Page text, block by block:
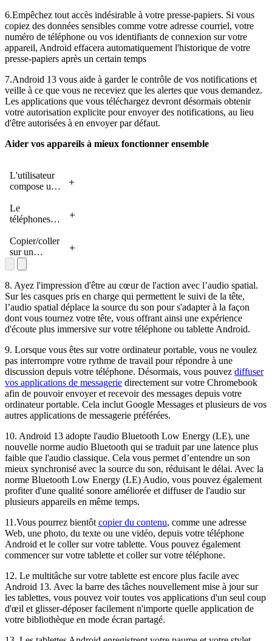
6.Empêchez tout accès indésirable à votre presse-papiers. Si vous
copiez des données sensibles comme votre adresse courriel, votre
numéro de téléphone ou vos identifiants de connexion sur votre
appareil, Android effacera automatiquement l'historique de votre
presse-papiers après un certain temps
7.Android 13 vous aide à garder le contrôle de vos notifications et
veille à ce que vous ne receviez que les alertes que vous demandez.
Les applications que vous téléchargez devront désormais obtenir
votre autorisation explicite pour envoyer des notifications, au lieu
d'être autorisées à en envoyer par défaut.
Aider vos appareils à mieux fonctionner ensemble
L'utilisateur
compose un
une tablette
Android avec
ouvert.
L'utilisateur
ouvre la
bibliothèque
d'applications
complète
dans la barre
des tâches et
fait glisser
Photos sur
l'écran en
mode écran
partagé avec
Gmail. Une
fois l'écran
divisé,
appuie
fortement sur
une image de
l'application
Photos
ouverte sur le
côté droit de
fait glisser
dans l'e-mail
sur le côté
gauche de
Le
téléphones
13 a
l’application
Messages
ouvert et un
texte apparaît
demandant
"Salut
Katherine,
comment ça
Katherine
répond "Bien
! Je reviens
de l'épicerie".
La bulle de
texte
s'agrandit et
sur l'écran
d'un
Chromebook.
L'utilisateur
répond au
texte depuis
le
en disant :
"Oh, super !
Tu prépares
quelque
ce soir ?"
Copier/coller
sur un
appareil X :
Écran d'un
téléphone
Android 13
avec le site
Web de Nest
Audio.
appuie
fortement sur
l'image de
Nest Audio et
tape sur «
Copier ».
L'image
jusqu'à
l'icône de
partage à
proximité. Le
partage à
proximité
s'ouvre avec
Recherche de
vos
appareils»
qui identifie
Liza.
L'utilisateur
touche la
tablette de
Liza. La
tablette
8. Ayez l'impression d'être au cœur de l'action avec l’audio spatial.
Sur les casques pris en charge qui permettent le suivi de la tête,
l’audio spatial déplace la source du son pour s'adapter à la façon
dont vous tournez votre tête, vous offrant ainsi une expérience
d'écoute plus immersive sur votre téléphone ou tablette Android.
9. Lorsque vous êtes sur votre ordinateur portable, vous ne voulez
pas interrompre votre rythme de travail pour répondre à une
discussion depuis votre téléphone. Désormais, vous pouvez diffuser
vos applications de messagerie directement sur votre Chromebook
afin de pouvoir envoyer et recevoir des messages depuis votre
ordinateur portable. Cela inclut Google Messages et plusieurs de vos
autres applications de messagerie préférées.
10. Android 13 adopte l'audio Bluetooth Low Energy (LE), une
nouvelle norme audio Bluetooth qui se traduit par une latence plus
faible que l'audio classique. Cela vous permet d’entendre un son
mieux synchronisé avec la source du son, réduisant le délai. Avec la
norme Bluetooth Low Energy (LE) Audio, vous pouvez également
profiter d'une qualité sonore améliorée et diffuser de l'audio sur
plusieurs appareils en même temps.
11.Vous pourrez bientôt copier du contenu, comme une adresse
Web, une photo, du texte ou une vidéo, depuis votre téléphone
Android et le coller sur votre tablette. Vous pouvez également
commencer sur votre tablette et coller sur votre téléphone.
12. Le multitâche sur votre tablette est encore plus facile avec
Android 13. Avec la barre des tâches nouvellement mise à jour sur
les tablettes, vous pouvez voir toutes vos applications d'un seul coup
d'œil et glisser-déposer facilement n'importe quelle application de
votre bibliothèque en mode écran partagé.